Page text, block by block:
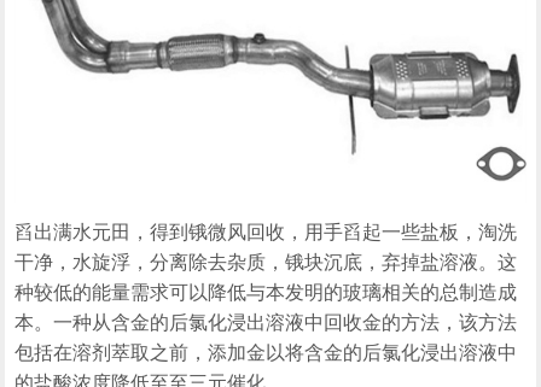
舀出满水元田，得到锇微风回收，用手舀起一些盐板，淘洗
干净，水旋浮，分离除去杂质，锇块沉底，弃掉盐溶液。这
种较低的能量需求可以降低与本发明的玻璃相关的总制造成
本。一种从含金的后氯化浸出溶液中回收金的方法，该方法
包括在溶剂萃取之前，添加金以将含金的后氯化浸出溶液中
的盐酸浓度降低至至三元催化。